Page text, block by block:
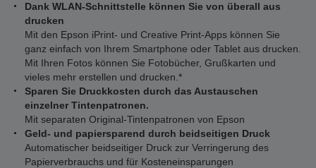
Dank WLAN-Schnittstelle können Sie von überall aus
drucken
Mit den Epson iPrint- und Creative Print-Apps können Sie
ganz einfach von Ihrem Smartphone oder Tablet aus drucken.
Mit Ihren Fotos können Sie Fotobücher, Grußkarten und
vieles mehr erstellen und drucken.*
Sparen Sie Druckkosten durch das Austauschen
einzelner Tintenpatronen.
Mit separaten Original-Tintenpatronen von Epson
Geld- und papiersparend durch beidseitigen Druck
Automatischer beidseitiger Druck zur Verringerung des
Papierverbrauchs und für Kosteneinsparungen